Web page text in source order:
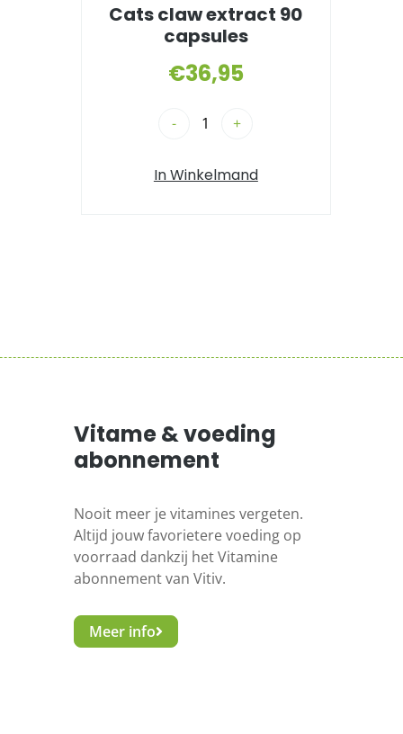
Cats claw extract 90
capsules
€36,95
- +
In Winkelmand
Vitame & voeding
abonnement
Nooit meer je vitamines vergeten.
Altijd jouw favorietere voeding op
voorraad dankzij het Vitamine
abonnement van Vitiv.
Meer info